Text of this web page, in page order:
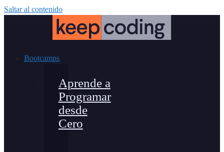
Saltar al contenido
Bootcamps
Aprende a
Programar
desde
Cero